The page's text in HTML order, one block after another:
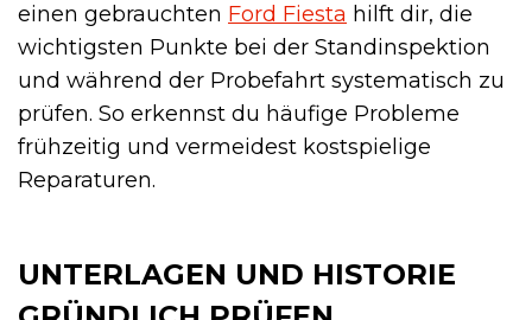
einen gebrauchten Ford Fiesta hilft dir, die
wichtigsten Punkte bei der Standinspektion
und während der Probefahrt systematisch zu
prüfen. So erkennst du häufige Probleme
frühzeitig und vermeidest kostspielige
Reparaturen.
UNTERLAGEN UND HISTORIE